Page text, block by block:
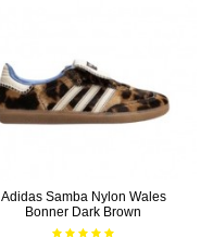
Adidas Samba Nylon Wales
Bonner Dark Brown